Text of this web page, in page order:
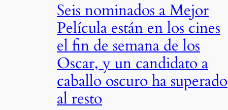
Seis nominados a Mejor
Película están en los cines
el fin de semana de los
Oscar, y un candidato a
caballo oscuro ha superado
al resto